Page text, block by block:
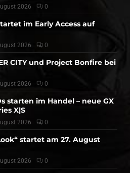
2026 0
im Early Access auf
2026 0
CITY und Project Bonfire bei
2026 0
starten im Handel – neue GX
X|S
2026 0
startet am 27. August
2026 0